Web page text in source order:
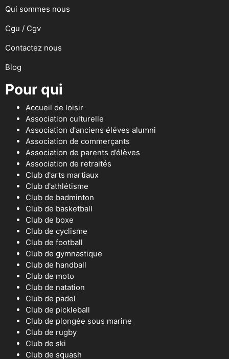
Qui sommes nous
Cgu / Cgv
Contactez nous
Blog
Pour qui
Accueil de loisir
Association culturelle
Association d'anciens éléves alumni
Association de commerçants
Association de parents d’élèves
Association de retraités
Club d'arts martiaux
Club d'athlétisme
Club de badminton
Club de basketball
Club de boxe
Club de cyclisme
Club de football
Club de gymnastique
Club de handball
Club de moto
Club de natation
Club de padel
Club de pickleball
Club de plongée sous marine
Club de rugby
Club de ski
Club de squash